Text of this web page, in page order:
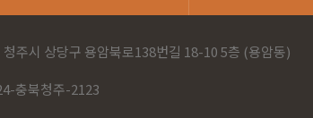
주시 상당구 용암북로138번길 18-10 5층 (용암동)
충북청주-2123